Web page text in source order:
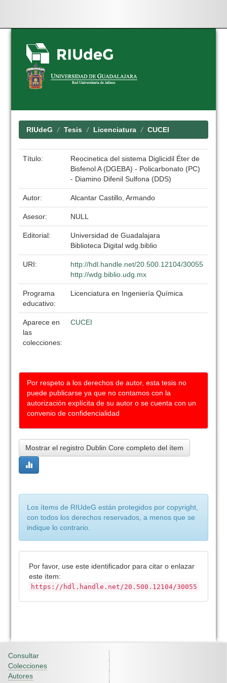
Skip
navigation
RIUdeG Tesis Licenciatura CUCEI
Título:
Reocinetica del sistema Diglicidil Éter de
Bisfenol A (DGEBA) - Policarbonato (PC)
- Diamino Difenil Sulfona (DDS)
Autor: Alcantar Castillo, Armando
Asesor: NULL
Editorial:
Universidad de Guadalajara
Biblioteca Digital wdg.biblio
URI:
http://hdl.handle.net/20.500.12104/30055
http://wdg.biblio.udg.mx
Programa
educativo:
Licenciatura en Ingeniería Química
Aparece en
las
colecciones:
CUCEI
Por respeto a los derechos de autor, esta tesis no
puede publicarse ya que no contamos con la
autorización explícita de su autor o se cuenta con un
convenio de confidencialidad
Mostrar el registro Dublin Core completo del ítem
Los ítems de RIUdeG están protegidos por copyright,
con todos los derechos reservados, a menos que se
indique lo contrario.
Por favor, use este identificador para citar o enlazar
este ítem:
https://hdl.handle.net/20.500.12104/30055
Consultar
Colecciones
Autores